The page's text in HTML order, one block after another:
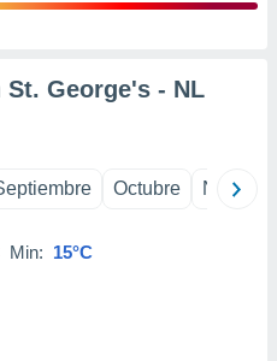
George's - NL
Octubre
Min: 15°C